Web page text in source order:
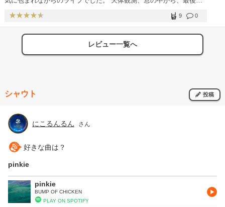
く曲の歌詞がモニターに映し出されるっていう演出があると思うんで
すよ。BUMPに限った話じゃなく。いや、BUMPはそういうのどっち
くて、思わず溢れ出ちゃったみたいな演出でとても良かったです。
M8.太陽 1番は、藤くんの呟くような静かな歌声に秀ちゃんのドラム
がズゥーンと低く、重く響き渡る、そんな雰囲気を感じました。この
歌詞のある2番だけってのもよく考えられていて凄いなと。 M9.メー
デー ちゃんと本来の意味でメーデーが帰ってきたのを感じます。最
近アンコールでの演奏が多かったせいか「盛り上がる曲」として定着
しかけていた中でのこの位置。本来この曲も割と色んな意味で重めな
曲ですもんね。 M10.レム 来るとわかっていても、3回目でも、やっ
の衝撃を与えられた曲です。メインステージでもなく、「恥ずかし
位置で、仄かに青白い怒りを、静かに、囁かに、呟く。照明もずっと
暗く、メンバーを映すモニターも青白く不安定に、これがこの曲に込
められていた静かで烈しい想いなのだと思いきや、その後のバンドア
レンジ。照明が一気に赤色に。この曲にこんな激情が抱かれていたと
は。荒々しく重く、まるで魂が叫んでるかのように音を掻き鳴らし
感は最高でした。いつも近くにいてくれるBUMP OF CHICKENの
曲、そのすごさを堪能することができた、最高の1日でした。
0
9
レビュー一覧へ
シャウト 投稿
にこるんるん さん
好きな曲は？
pinkie
pinkie
BUMP OF CHICKEN
PLAY ON SPOTIFY